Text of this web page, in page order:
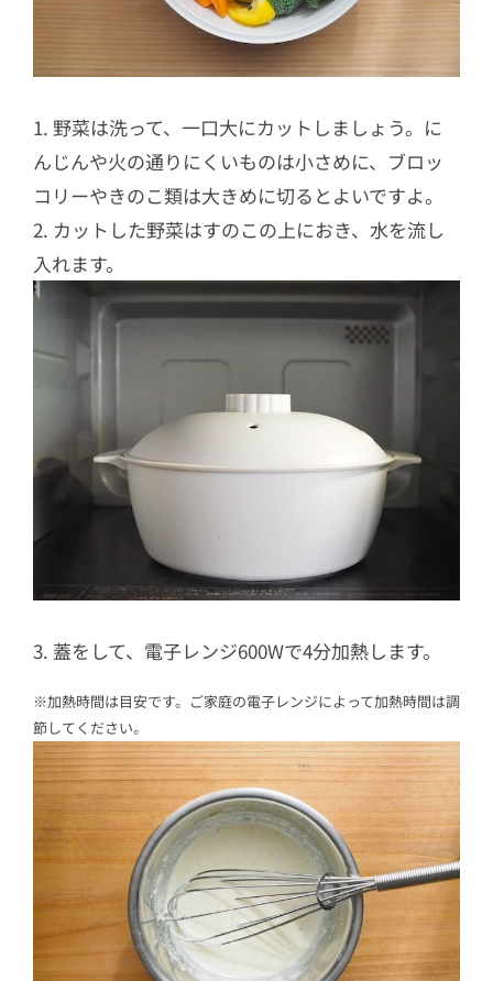
1. 野菜は洗って、一口大にカットしましょう。に
んじんや火の通りにくいものは小さめに、ブロッ
コリーやきのこ類は大きめに切るとよいですよ。
2. カットした野菜はすのこの上におき、水を流し
入れます。
3. 蓋をして、電子レンジ600Wで4分加熱します。
※加熱時間は目安です。ご家庭の電子レンジによって加熱時間は調
節してください。